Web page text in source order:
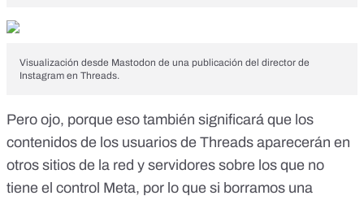
Visualización desde Mastodon de una publicación del director de
Instagram en Threads.
Pero ojo, porque eso también significará que los
contenidos de los usuarios de Threads aparecerán en
otros sitios de la red y servidores sobre los que no
tiene el control Meta, por lo que si borramos una